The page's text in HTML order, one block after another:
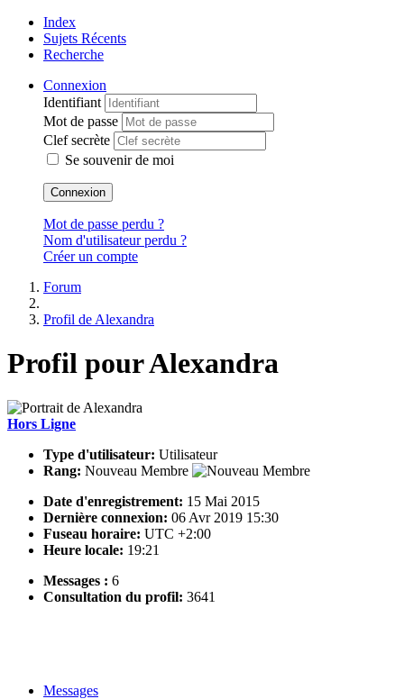
Index
Sujets Récents
Recherche
Connexion
Identifiant
Mot de passe
Clef secrète
Se souvenir de moi
Connexion
Mot de passe perdu ?
Nom d'utilisateur perdu ?
Créer un compte
Forum
Profil de Alexandra
Profil pour Alexandra
Hors Ligne
Type d'utilisateur: Utilisateur
Rang: Nouveau Membre
Date d'enregistrement: 15 Mai 2015
Dernière connexion: 06 Avr 2019 15:30
Fuseau horaire: UTC +2:00
Heure locale: 19:21
Messages : 6
Consultation du profil: 3641
Messages